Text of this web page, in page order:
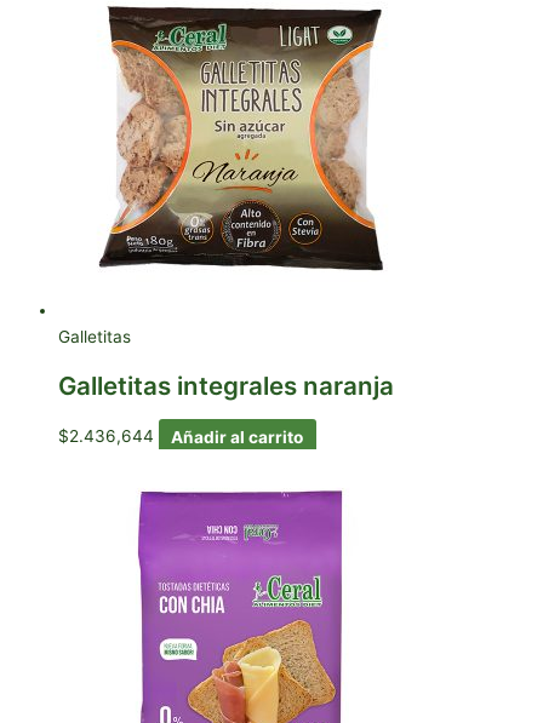
Galletitas
Galletitas integrales naranja
$2.436,644 Añadir al carrito